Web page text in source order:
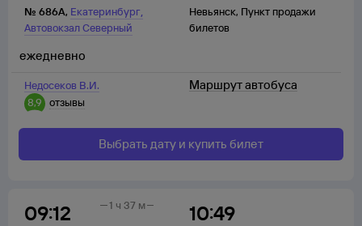
№ 686А, Екатеринбург,
Автовокзал Северный
Невьянск, Пункт продажи
билетов
Недосеков В.И.
8,9
отзывы
ежедневно
Маршрут автобуса
Выбрать дату и купить билет
09:12 10:49
1 ч 37 м